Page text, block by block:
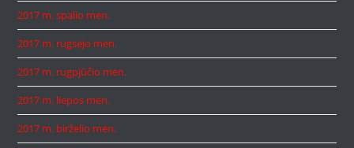
2017 m. spalio mėn.
2017 m. rugsėjo mėn.
2017 m. rugpjūčio mėn.
2017 m. liepos mėn.
2017 m. birželio mėn.